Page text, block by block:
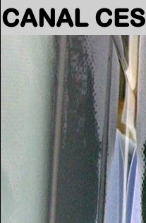
CANAL CES